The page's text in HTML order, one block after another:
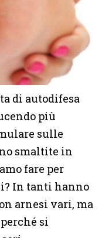
di autodifesa
più
sulle
smaltite in
fare per
In tanti hanno
arnesi vari, ma
si